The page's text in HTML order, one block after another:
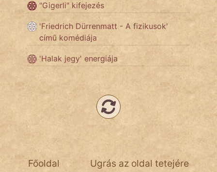
Jób Gedeon
Láron Ádám
mikkamakka
pszichopati
"Gigerli" kifejezés
'Friedrich Dürrenmatt - A fizikusok'
című komédiája
'Halak jegy' energiája
Ugrás az oldal tetejére
Főoldal